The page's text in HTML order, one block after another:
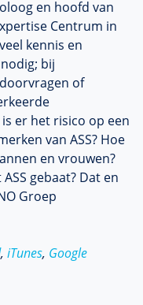
en hoofd van
Centrum in
kennis en
bij
of
er het risico op een
van ASS? Hoe
en vrouwen?
gebaat? Dat en
Groep
, iTunes, Google